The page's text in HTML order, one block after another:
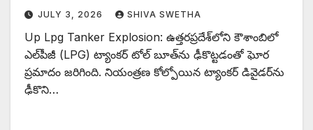
JULY 3, 2026 SHIVA SWETHA
Up Lpg Tanker Explosion: ఉత్తరప్రదేశ్‌లోని కౌశాంబిలో
ఎల్‌పీజీ (LPG) ట్యాంకర్ టోల్ బూత్‌ను ఢీకొట్టడంతో ఘోర
ప్రమాదం జరిగింది. నియంత్రణ కోల్పోయిన ట్యాంకర్ డివైడర్‌ను
ఢీకొని…